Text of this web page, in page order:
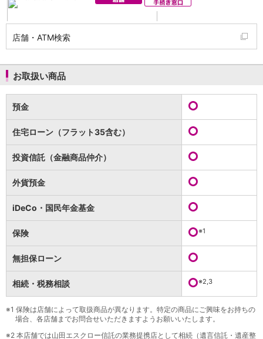
住宅ローン
新規お借入れの方
お借換えの方
フラット35
リ・バース60
カードローン
目的別ローンマイページ
保険
保険TOP
医療保険
就業不能保険
海外旅行保険
国内旅行傷害保険
スマホ保険
傷害保険
介護保険
カード
クレジットカード
デビットカード
インターネットバンキング
アプリ
イオン銀行アプリTOP
店舗・ATM検索
お取扱い商品
預金
住宅ローン（フラット35含む）
投資信託（金融商品仲介）
外貨預金
iDeCo・国民年金基金
保険 ※1
無担保ローン
相続・税務相談 ※2,3
※1 保険は店舗によって取扱商品が異なります。特定の商品にご興味をお持ちの
場合、各店舗までお問合せいただきますようお願いいたします。
※2 本店舗では山田エスクロー信託の業務提携店として相続（遺言信託・遺産整